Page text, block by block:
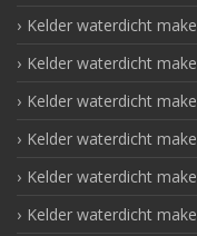
Kelder waterdicht
Kelder waterdicht
Kelder waterdicht
Kelder waterdicht
Kelder waterdicht
Kelder waterdicht